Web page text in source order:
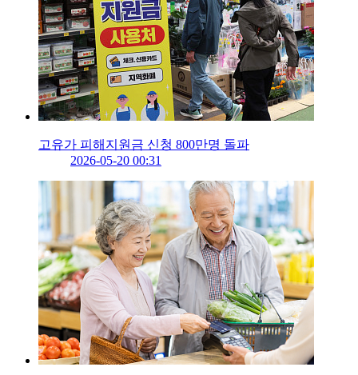
고유가 피해지원금 신청 800만명 돌파
2026-05-20 00:31